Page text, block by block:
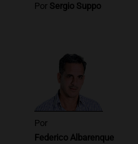
Por Sergio Suppo
Por
Federico Albarenque